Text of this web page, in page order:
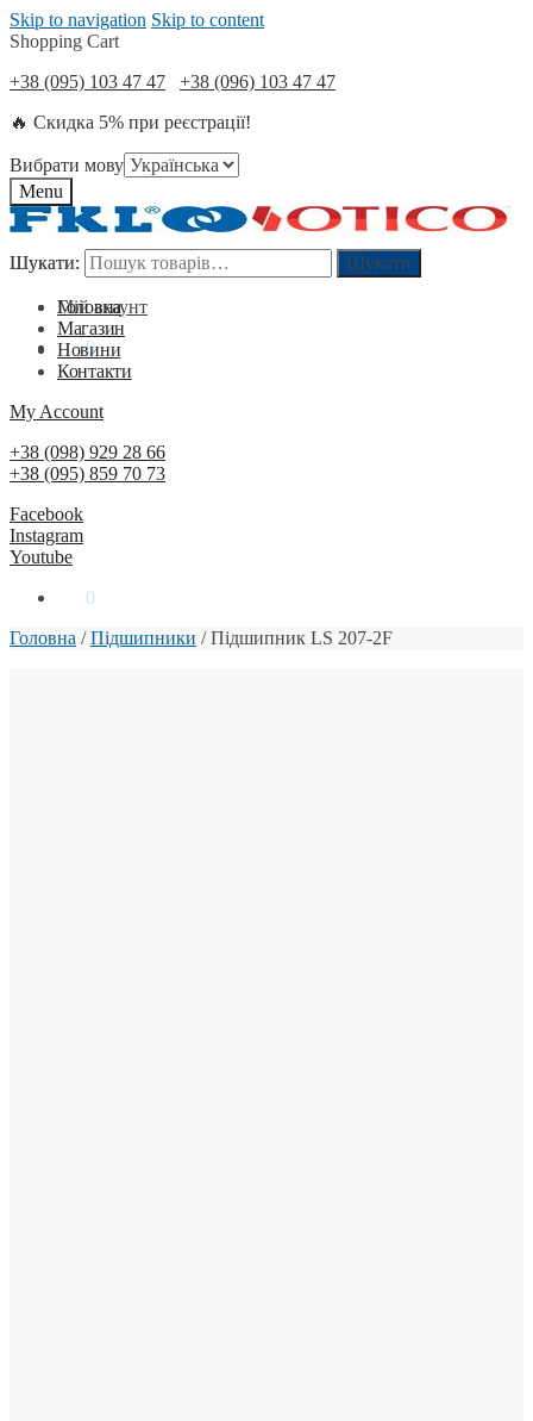
Skip to navigation Skip to content
Shopping Cart
+38 (095) 103 47 47
+38 (096) 103 47 47
🔥 Скидка 5% при реєстрації!
Вибрати мову
Menu
Шукати: Шукати
Мій акаунт
0₴ 0
Шукати: Шукати
Головна
Магазин
Новини
Контакти
My Account
+38 (098) 929 28 66
+38 (095) 859 70 73
Facebook
Instagram
Youtube
0
Головна /Підшипники /Підшипник LS 207-2F